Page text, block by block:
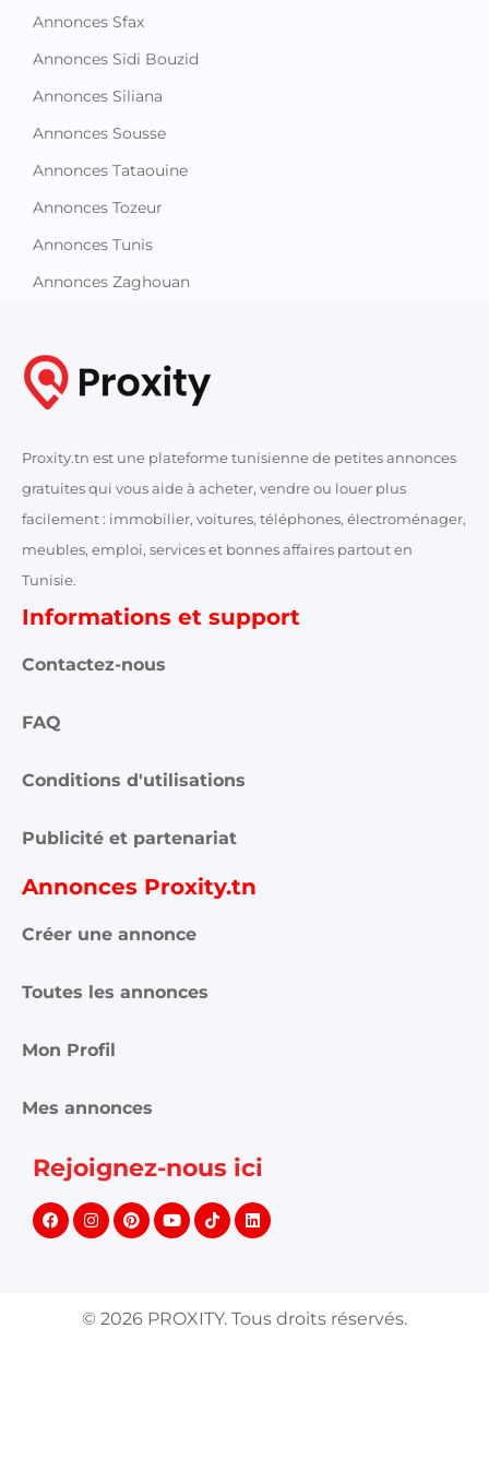
Annonces Sfax
Annonces Sidi Bouzid
Annonces Siliana
Annonces Sousse
Annonces Tataouine
Annonces Tozeur
Annonces Tunis
Annonces Zaghouan
Proxity.tn est une plateforme tunisienne de petites annonces
gratuites qui vous aide à acheter, vendre ou louer plus
facilement : immobilier, voitures, téléphones, électroménager,
meubles, emploi, services et bonnes affaires partout en
Tunisie.
Informations et support
Contactez-nous
FAQ
Conditions d'utilisations
Publicité et partenariat
Annonces Proxity.tn
Créer une annonce
Toutes les annonces
Mon Profil
Mes annonces
Rejoignez-nous ici
© 2026 PROXITY. Tous droits réservés.